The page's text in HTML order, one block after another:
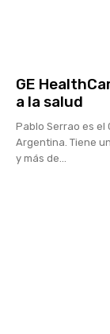
GE
a la salud
Pablo Serrao es el
Argentina. Tiene
y más de...